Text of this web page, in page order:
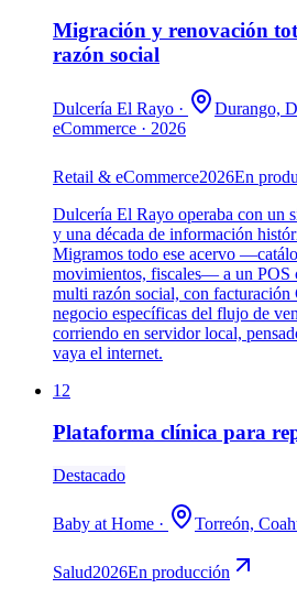
Migración y renovación
razón social
Dulcería El Rayo · Durango,
eCommerce · 2026
Retail & eCommerce2026En
Dulcería El Rayo operaba con un
y una década de información
Migramos todo ese acervo
movimientos, fiscales— a un POS
multi razón social, con
negocio específicas del flujo de
corriendo en servidor local,
vaya el internet.
12
Plataforma clínica para
Destacado
Baby at Home · Torreón,
Salud2026En producción